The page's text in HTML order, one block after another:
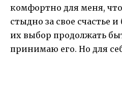
комфортно для меня,
стыдно за свое счастье
их выбор продолжать
принимаю его. Но для